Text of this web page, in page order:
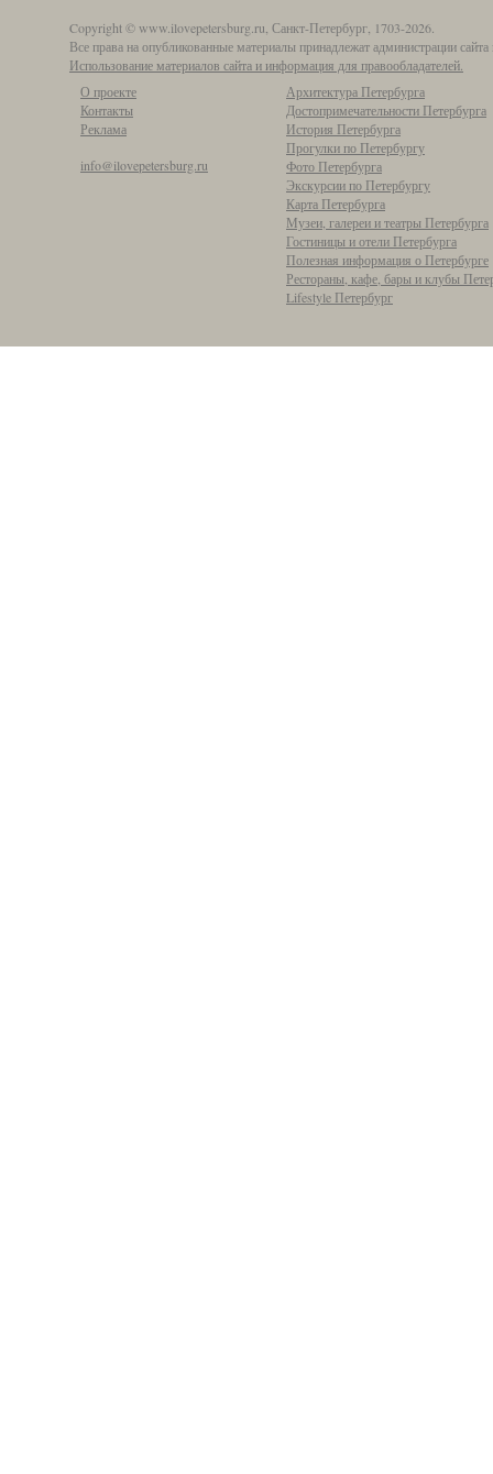
Copyright © www.ilovepetersburg.ru, Санкт-Петербург, 1703-2026.
Все права на опубликованные материалы принадлежат администрации
Использование материалов сайта и информация для правообладателей.
О проекте
Контакты
Реклама
info@ilovepetersburg.ru
Архитектура Петербурга
Достопримечательности Петербурга
История Петербурга
Прогулки по Петербургу
Фото Петербурга
Экскурсии по Петербургу
Карта Петербурга
Музеи, галереи и театры Петербурга
Гостиницы и отели Петербурга
Полезная информация о Петербурге
Рестораны, кафе, бары и клубы
Lifestyle Петербург